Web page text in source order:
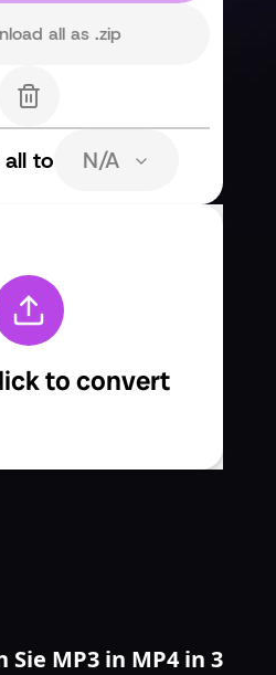
MP3 in MP4 in 3